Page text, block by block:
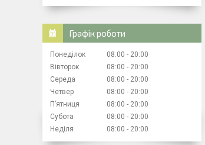
Графік роботи
Понеділок 08:00
20:00
Вівторок
08:00
20:00
Середа
08:00
20:00
Четвер
08:00
20:00
Пʼятниця
08:00
20:00
Субота
08:00
20:00
Неділя
08:00 20:00